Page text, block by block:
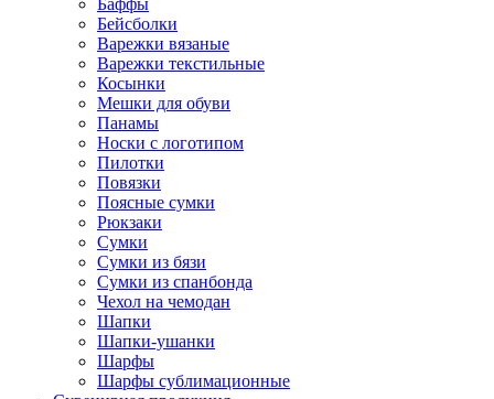
Бейсболки
Варежки вязаные
Варежки текстильные
Косынки
Мешки для обуви
Панамы
Носки с логотипом
Пилотки
Повязки
Поясные сумки
Рюкзаки
Сумки
Сумки из бязи
Сумки из спанбонда
Чехол на чемодан
Шапки
Шапки-ушанки
Шарфы
Шарфы сублимационные